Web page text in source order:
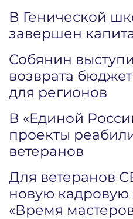
В Генической
завершен
Собянин
возврата
для регионов
В «Единой
проекты
ветеранов
Для ветеранов
новую
«Время